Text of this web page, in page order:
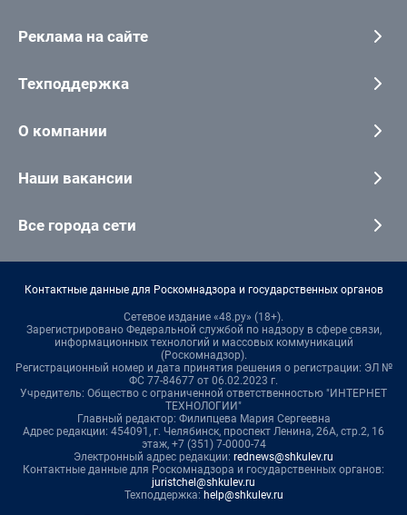
Реклама на сайте
Техподдержка
О компании
Наши вакансии
Все города сети
Контактные данные для Роскомнадзора и государственных органов
Сетевое издание «48.ру» (18+).
Зарегистрировано Федеральной службой по надзору в сфере связи,
информационных технологий и массовых коммуникаций
(Роскомнадзор).
Регистрационный номер и дата принятия решения о регистрации: ЭЛ №
ФС 77-84677 от 06.02.2023 г.
Учредитель: Общество с ограниченной ответственностью "ИНТЕРНЕТ
ТЕХНОЛОГИИ"
Главный редактор: Филипцева Мария Сергеевна
Адрес редакции: 454091, г. Челябинск, проспект Ленина, 26А, стр.2, 16
этаж, +7 (351) 7-0000-74
Электронный адрес редакции: rednews@shkulev.ru
Контактные данные для Роскомнадзора и государственных органов:
juristchel@shkulev.ru
Техподдержка: help@shkulev.ru